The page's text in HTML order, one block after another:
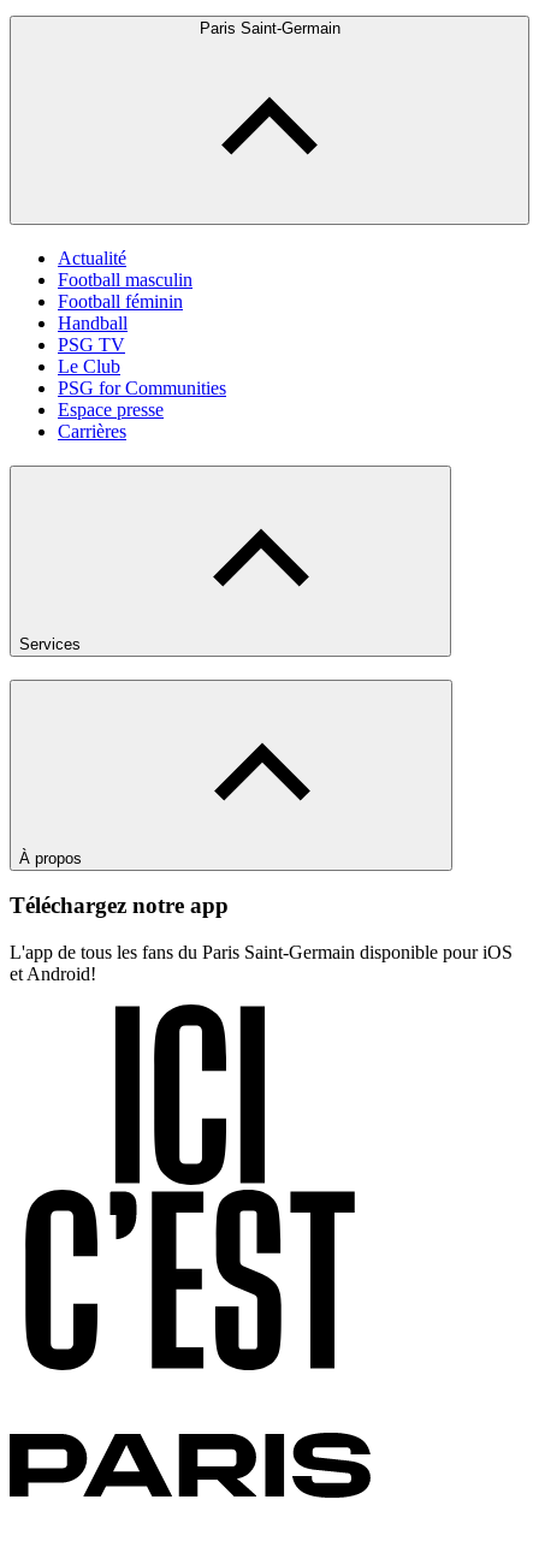
Paris Saint-Germain
Actualité
Football masculin
Football féminin
Handball
PSG TV
Le Club
PSG for Communities
Espace presse
Carrières
Services
À propos
Téléchargez notre app
L'app de tous les fans du Paris Saint-Germain disponible pour iOS
et Android!